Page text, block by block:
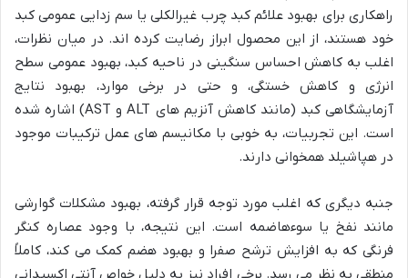
راهکاری برای بهبود علائم کبد چرب غیرالکلی یا سم زدایی عمومی کبد
خود هستند، از این محصول ابراز رضایت کرده اند. در میان نظرات،
اغلب به کاهش احساس سنگینی در ناحیه کبد، بهبود عمومی سطح
انرژی و کاهش خستگی، و حتی در برخی موارد، بهبود نتایج
آزمایشگاهی کبد (مانند کاهش آنزیم های ALT و AST) اشاره شده
است. این تجربیات، به خوبی با مکانیسم های عمل ترکیبات موجود
در هپاشیلد همخوانی دارند.
جنبه دیگری که اغلب مورد توجه قرار گرفته، بهبود مشکلات گوارشی
مانند نفخ یا سوءهاضمه است. این نتیجه، با وجود عصاره کنگر
فرنگی که به افزایش ترشح صفرا و بهبود هضم کمک می کند، کاملاً